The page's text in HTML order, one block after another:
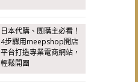
日本代購、團購主必看！
4步驟用meepshop開店
平台打造專業電商網站，
輕鬆開團